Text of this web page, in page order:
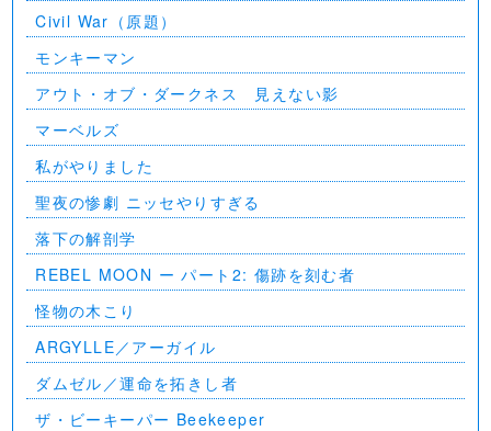
Civil War（原題）
モンキーマン
アウト・オブ・ダークネス 見えない影
マーベルズ
私がやりました
聖夜の惨劇 ニッセやりすぎる
落下の解剖学
REBEL MOON ー パート2: 傷跡を刻む者
怪物の木こり
ARGYLLE／アーガイル
ダムゼル／運命を拓きし者
ザ・ビーキーパー Beekeeper